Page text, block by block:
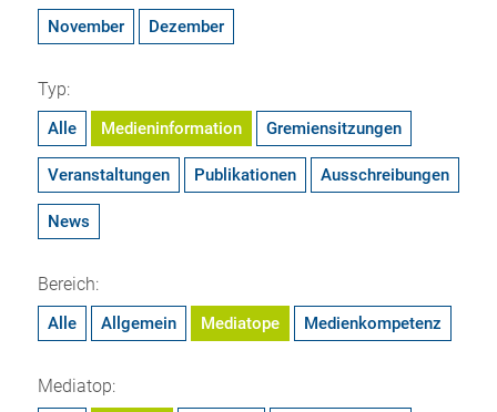
November Dezember
Typ:
Alle Medieninformation Gremiensitzungen
Veranstaltungen Publikationen Ausschreibungen
News
Bereich:
Alle Allgemein Mediatope Medienkompetenz
Mediatop: